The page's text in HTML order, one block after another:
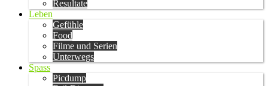
Resultate
Leben
Gefühle
Food
Filme und Serien
Unterwegs
Spass
Picdump